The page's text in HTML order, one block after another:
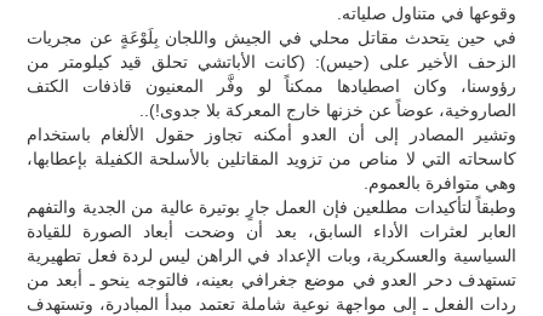
وقوعها في متناول صلياته.
في حين يتحدث مقاتل محلي في الجيش واللجان بِلَوْعَةٍ عن مجريات
الزحف الأخير على (حيس): (كانت الأباتشي تحلق قيد كيلومتر من
رؤوسنا، وكان اصطيادها ممكناً لو وفَّر المعنيون قاذفات الكتف
الصاروخية، عوضاً عن خزنها خارج المعركة بلا جدوى!)..
وتشير المصادر إلى أن العدو أمكنه تجاوز حقول الألغام باستخدام
كاسحاته التي لا مناص من تزويد المقاتلين بالأسلحة الكفيلة بإعطابها،
وهي متوافرة بالعموم.
وطبقاً لتأكيدات مطلعين فإن العمل جارٍ بوتيرة عالية من الجدية والتفهم
العابر لعثرات الأداء السابق، بعد أن وضحت أبعاد الصورة للقيادة
السياسية والعسكرية، وبات الإعداد في الراهن ليس لردة فعل تطهيرية
تستهدف دحر العدو في موضع جغرافي بعينه، فالتوجه ينحو ـ أبعد من
ردات الفعل ـ إلى مواجهة نوعية شاملة تعتمد مبدأ المبادرة، وتستهدف